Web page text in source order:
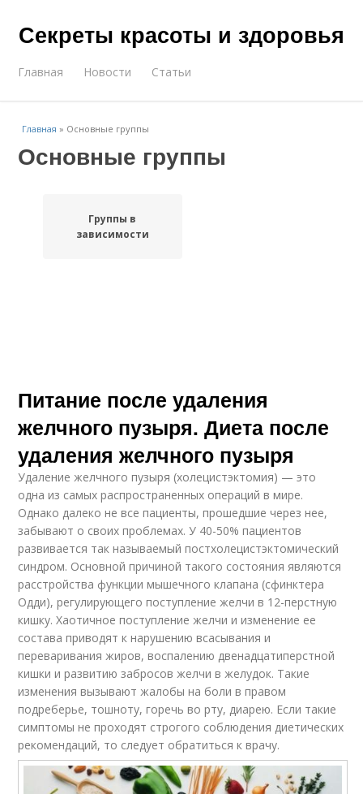
Секреты красоты и здоровья
Главная Новости Статьи
Главная » Основные группы
Основные группы
Группы в
зависимости
Питание после удаления
желчного пузыря. Диета после
удаления желчного пузыря
Удаление желчного пузыря (холецистэктомия) — это
одна из самых распространенных операций в мире.
Однако далеко не все пациенты, прошедшие через нее,
забывают о своих проблемах. У 40-50% пациентов
развивается так называемый постхолецистэктомический
синдром. Основной причиной такого состояния являются
расстройства функции мышечного клапана (сфинктера
Одди), регулирующего поступление желчи в 12-перстную
кишку. Хаотичное поступление желчи и изменение ее
состава приводят к нарушению всасывания и
переваривания жиров, воспалению двенадцатиперстной
кишки и развитию забросов желчи в желудок. Такие
изменения вызывают жалобы на боли в правом
подреберье, тошноту, горечь во рту, диарею. Если такие
симптомы не проходят строгого соблюдения диетических
рекомендаций, то следует обратиться к врачу.